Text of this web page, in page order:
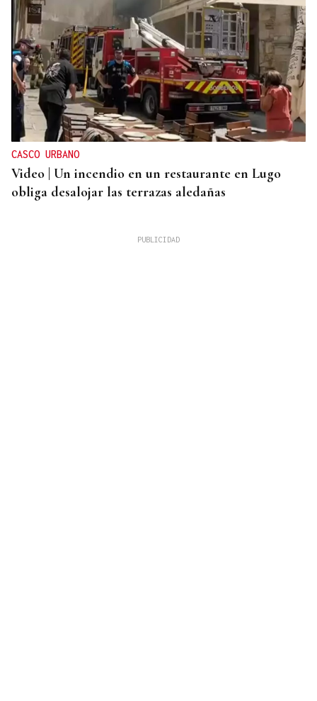
CASCO URBANO
Video | Un incendio en un restaurante en Lugo
obliga desalojar las terrazas aledañas